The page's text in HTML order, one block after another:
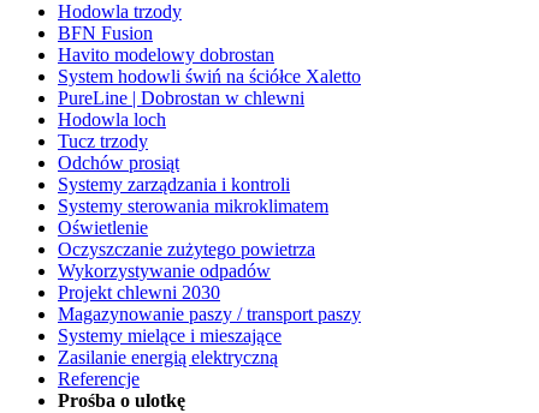
Hodowla trzody
BFN Fusion
Havito modelowy dobrostan
System hodowli świń na ściółce Xaletto
PureLine | Dobrostan w chlewni
Hodowla loch
Tucz trzody
Odchów prosiąt
Systemy zarządzania i kontroli
Systemy sterowania mikroklimatem
Oświetlenie
Oczyszczanie zużytego powietrza
Wykorzystywanie odpadów
Projekt chlewni 2030
Magazynowanie paszy / transport paszy
Systemy mielące i mieszające
Zasilanie energią elektryczną
Referencje
Prośba o ulotkę